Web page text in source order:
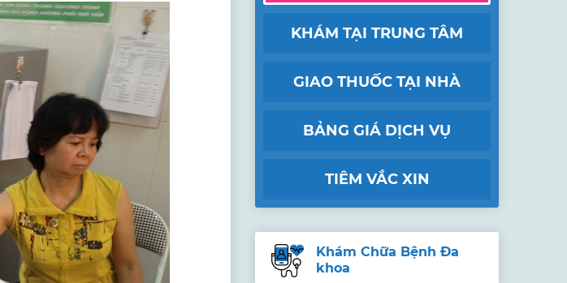
KHÁM TẠI TRUNG TÂM
GIAO THUỐC TẠI NHÀ
BẢNG GIÁ DỊCH VỤ
TIÊM VẮC XIN
Khám Chữa Bệnh Đa
khoa